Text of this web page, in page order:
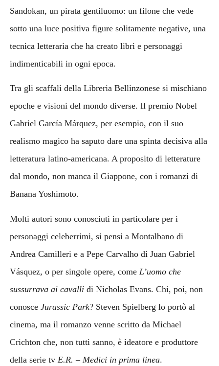
Sandokan, un pirata gentiluomo: un filone che vede
sotto una luce positiva figure solitamente negative, una
tecnica letteraria che ha creato libri e personaggi
indimenticabili in ogni epoca.
Tra gli scaffali della Libreria Bellinzonese si mischiano
epoche e visioni del mondo diverse. Il premio Nobel
Gabriel García Márquez, per esempio, con il suo
realismo magico ha saputo dare una spinta decisiva alla
letteratura latino-americana. A proposito di letterature
dal mondo, non manca il Giappone, con i romanzi di
Banana Yoshimoto.
Molti autori sono conosciuti in particolare per i
personaggi celeberrimi, si pensi a Montalbano di
Andrea Camilleri e a Pepe Carvalho di Juan Gabriel
Vásquez, o per singole opere, come L’uomo che
sussurrava ai cavalli di Nicholas Evans. Chi, poi, non
conosce Jurassic Park? Steven Spielberg lo portò al
cinema, ma il romanzo venne scritto da Michael
Crichton che, non tutti sanno, è ideatore e produttore
della serie tv E.R. – Medici in prima linea.